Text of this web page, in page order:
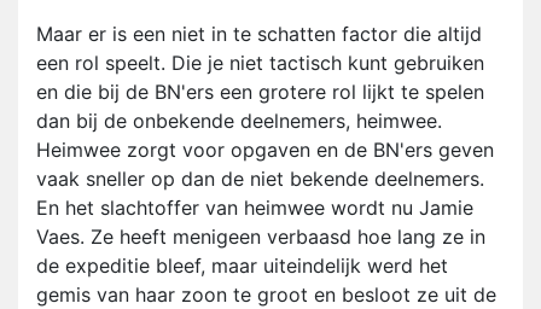
Maar er is een niet in te schatten factor die altijd
een rol speelt. Die je niet tactisch kunt gebruiken
en die bij de BN'ers een grotere rol lijkt te spelen
dan bij de onbekende deelnemers, heimwee.
Heimwee zorgt voor opgaven en de BN'ers geven
vaak sneller op dan de niet bekende deelnemers.
En het slachtoffer van heimwee wordt nu Jamie
Vaes. Ze heeft menigeen verbaasd hoe lang ze in
de expeditie bleef, maar uiteindelijk werd het
gemis van haar zoon te groot en besloot ze uit de